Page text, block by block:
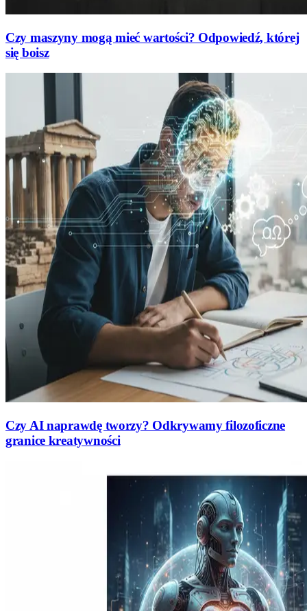
Czy maszyny mogą mieć wartości? Odpowiedź, której
się boisz
Czy AI naprawdę tworzy? Odkrywamy filozoficzne
granice kreatywności